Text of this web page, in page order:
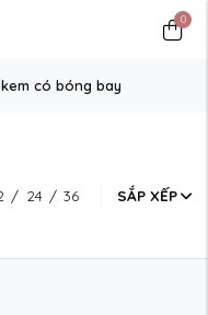
0
có bóng bay
/ 24 / 36
SẮP XẾP